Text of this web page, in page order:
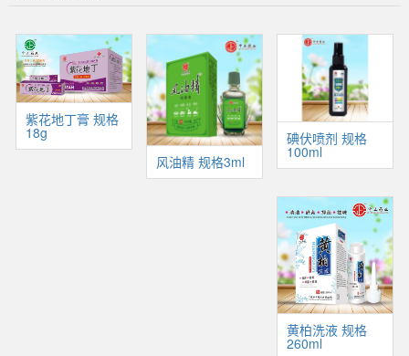
紫花地丁膏 规格
18g
风油精 规格3ml
碘伏喷剂 规格
100ml
黄柏洗液 规格
260ml